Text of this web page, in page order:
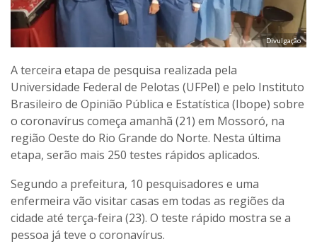
Divulgação
A terceira etapa de pesquisa realizada pela
Universidade Federal de Pelotas (UFPel) e pelo Instituto
Brasileiro de Opinião Pública e Estatística (Ibope) sobre
o coronavírus começa amanhã (21) em Mossoró, na
região Oeste do Rio Grande do Norte. Nesta última
etapa, serão mais 250 testes rápidos aplicados.
Segundo a prefeitura, 10 pesquisadores e uma
enfermeira vão visitar casas em todas as regiões da
cidade até terça-feira (23). O teste rápido mostra se a
pessoa já teve o coronavírus.